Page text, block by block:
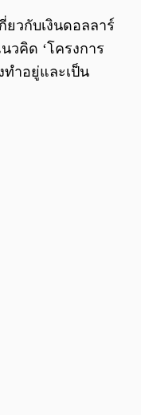
ยวกับเงินดอลลาร์
วคิด ‘โครงการ
ทำอยู่และเป็น